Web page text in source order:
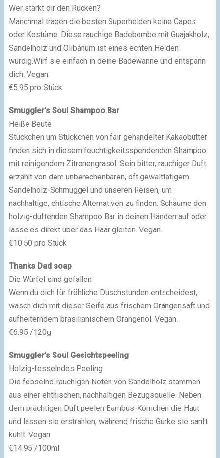
Wer stärkt dir den Rücken?
Manchmal tragen die besten Superhelden keine Capes
oder Kostüme. Diese rauchige Badebombe mit Guajakholz,
Sandelholz und Olibanum ist eines echten Helden
würdig.Wirf sie einfach in deine Badewanne und entspann
dich. Vegan.
€5.95 pro Stück
Smuggler’s Soul Shampoo Bar
Heiße Beute
Stückchen um Stückchen von fair gehandelter Kakaobutter
finden sich in diesem feuchtigkeitsspendenden Shampoo
mit reinigendem Zitronengrasöl. Sein bitter, rauchiger Duft
erzählt von dem unberechenbaren, oft gewalttätigem
Sandelholz-Schmuggel und unseren Reisen, um
nachhaltige, ehtische Alternativen zu finden. Schäume den
holzig-duftenden Shampoo Bar in deinen Händen auf oder
lasse es direkt über das Haar gleiten. Vegan.
€10.50 pro Stück
Thanks Dad soap
Die Würfel sind gefallen
Wenn du dich für fröhliche Duschstunden entscheidest,
wasch dich mit dieser Seife aus frischem Orangensaft und
aufheiterndem brasilianischem Orangenöl. Vegan.
€6.95 /120g
Smuggler’s Soul Gesichtspeeling
Holzig-fesselndes Peeling
Die fesselnd-rauchigen Noten von Sandelholz stammen
aus einer ehthischen, nachhaltigen Bezugsquelle. Neben
dem prächtigen Duft peelen Bambus-Körnchen die Haut
und lassen sie erstrahlen, während frische Gurke sie sanft
kühlt. Vegan.
€14.95 /100ml